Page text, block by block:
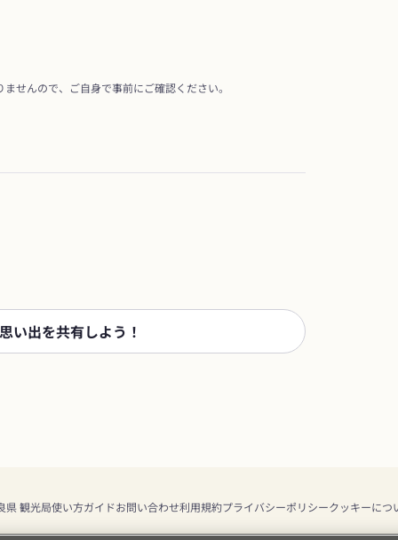
せんので、ご自身で事前にご確認ください。
思い出を共有しよう！
県 観光局使い方ガイドお問い合わせ利用規約プライバシーポリシークッキーにつ